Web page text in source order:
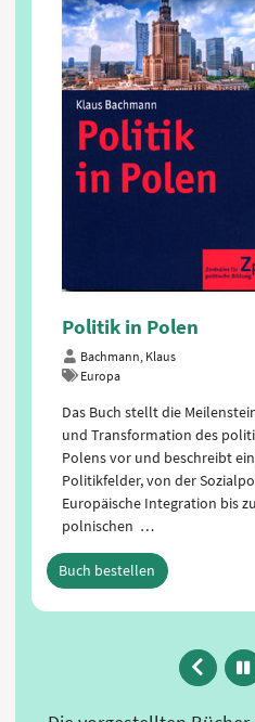
Politik in Polen
Bachmann, Klaus
Europa
Das Buch stellt die
und Transformation des
Polens vor und beschreibt
Politikfelder, von der
Europäische Integration bis
polnischen …
Buch bestellen
Zurück